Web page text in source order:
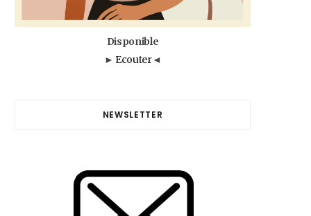
Disponible
►Ecouter◄
NEWSLETTER